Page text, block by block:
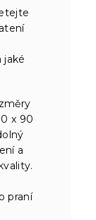
jaké
x 90
a
praní